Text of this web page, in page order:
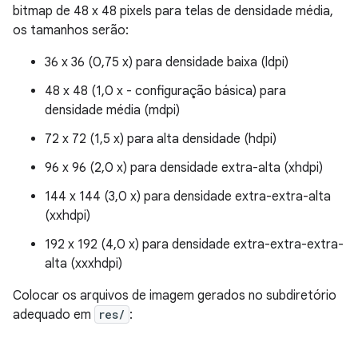
bitmap de 48 x 48 pixels para telas de densidade média,
os tamanhos serão:
36 x 36 (0,75 x) para densidade baixa (ldpi)
48 x 48 (1,0 x - configuração básica) para
densidade média (mdpi)
72 x 72 (1,5 x) para alta densidade (hdpi)
96 x 96 (2,0 x) para densidade extra-alta (xhdpi)
144 x 144 (3,0 x) para densidade extra-extra-alta
(xxhdpi)
192 x 192 (4,0 x) para densidade extra-extra-extra-
alta (xxxhdpi)
Colocar os arquivos de imagem gerados no subdiretório
adequado em
res/ :